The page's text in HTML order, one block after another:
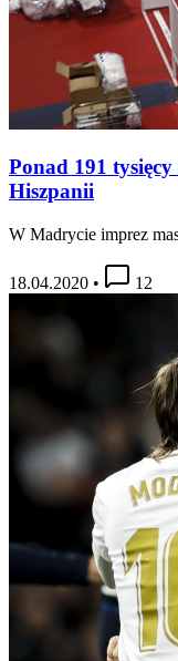
Ponad 191
Hiszpanii
W Madrycie imprez
18.04.2020 • 12